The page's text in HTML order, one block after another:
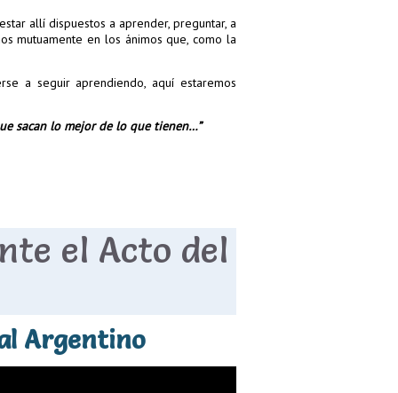
allí dispuestos a aprender, preguntar, a
mutuamente en los ánimos que, como la
a seguir aprendiendo, aquí estaremos
sacan lo mejor de lo que tienen…”
el Acto del
Argentino